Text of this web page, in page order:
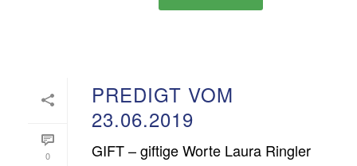
0
PREDIGT VOM
23.06.2019
GIFT – giftige Worte Laura Ringler